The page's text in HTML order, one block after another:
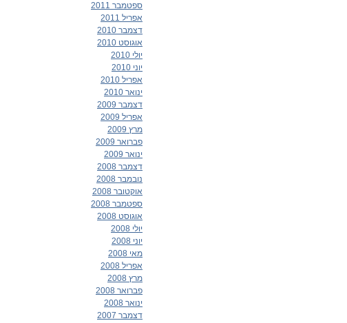
ספטמבר 2011
אפריל 2011
דצמבר 2010
אוגוסט 2010
יולי 2010
יוני 2010
אפריל 2010
ינואר 2010
דצמבר 2009
אפריל 2009
מרץ 2009
פברואר 2009
ינואר 2009
דצמבר 2008
נובמבר 2008
אוקטובר 2008
ספטמבר 2008
אוגוסט 2008
יולי 2008
יוני 2008
מאי 2008
אפריל 2008
מרץ 2008
פברואר 2008
ינואר 2008
דצמבר 2007